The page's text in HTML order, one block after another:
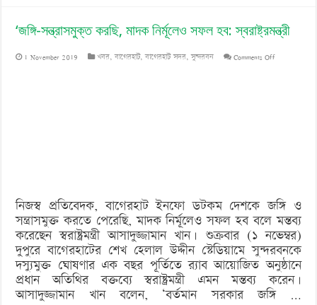
‘জঙ্গি-সন্ত্রাসমুক্ত করছি, মাদক নির্মূলেও সফল হব: স্বরাষ্ট্রমন্ত্রী
1 November 2019 খবর,বাগেরহাট,বাগেরহাট সদর,সুন্দরবন Comments Offon
হব:
স্বরাষ্ট্রমন্ত্রী
নিজস্ব প্রতিবেদক, বাগেরহাট ইনফো ডটকম দেশকে জঙ্গি ও
সন্ত্রাসমুক্ত করতে পেরেছি, মাদক নির্মূলেও সফল হব বলে মন্তব্য
করেছেন স্বরাষ্ট্রমন্ত্রী আসাদুজ্জামান খান। শুক্রবার (১ নভেম্বর)
দুপুরে বাগেরহাটের শেখ হেলাল উদ্দীন স্টেডিয়ামে সুন্দরবনকে
দস্যুমুক্ত ঘোষণার এক বছর পূর্তিতে র‍্যাব আয়োজিত অনুষ্ঠানে
প্রধান অতিথির বক্তব্যে স্বরাষ্ট্রমন্ত্রী এমন মন্তব্য করেন।
আসাদুজ্জামান খান বলেন, ‘বর্তমান সরকার জঙ্গি …